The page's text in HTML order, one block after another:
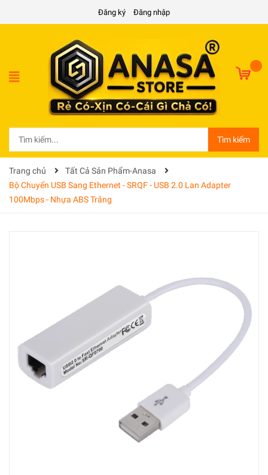
Đăng ký Đăng nhập
Tìm kiếm
Trang chủ
Tất Cả Sản Phẩm-Anasa
Bộ Chuyển USB Sang Ethernet - SRQF - USB 2.0 Lan Adapter
100Mbps - Nhựa ABS Trắng